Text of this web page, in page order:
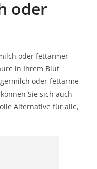
oder
oder fettarmer
in Ihrem Blut
oder fettarme
Sie sich auch
Alternative für alle,